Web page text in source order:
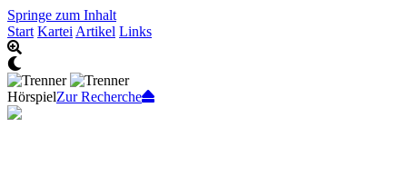
Springe zum Inhalt
Start Kartei Artikel Links
HörspielZur Recherche